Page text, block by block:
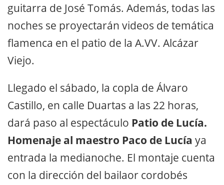
guitarra de José Tomás. Además, todas las
noches se proyectarán videos de temática
flamenca en el patio de la A.VV. Alcázar
Viejo.
Llegado el sábado, la copla de Álvaro
Castillo, en calle Duartas a las 22 horas,
dará paso al espectáculo Patio de Lucía.
Homenaje al maestro Paco de Lucía ya
entrada la medianoche. El montaje cuenta
con la dirección del bailaor cordobés